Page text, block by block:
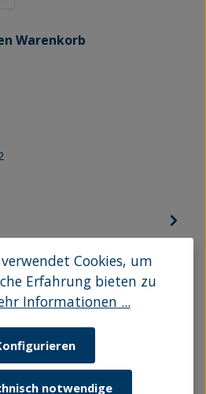
Warenkorb
nach ihrer Einschulung in
w…Mehr
Cookies, um
Erfahrung bieten zu
Informationen ...
notwendige